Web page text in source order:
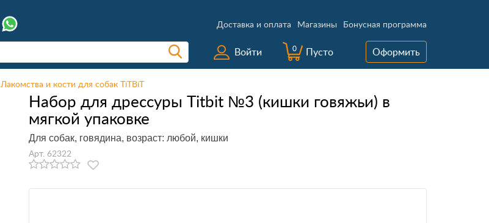
Доставка и оплата Магазины Бонусная программа
Войти 0 Пусто Оформить
Лакомства и кости для собак TiTBiT
Набор для дрессуры Titbit №3 (кишки говяжьи) в
мягкой упаковке
Для собак, говядина, возраст: любой, кишки
Арт. 62322